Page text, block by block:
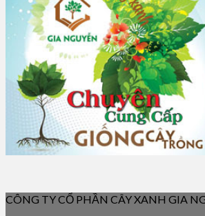
CÔNG TY CỔ PHẦN CÂY XANH GIA